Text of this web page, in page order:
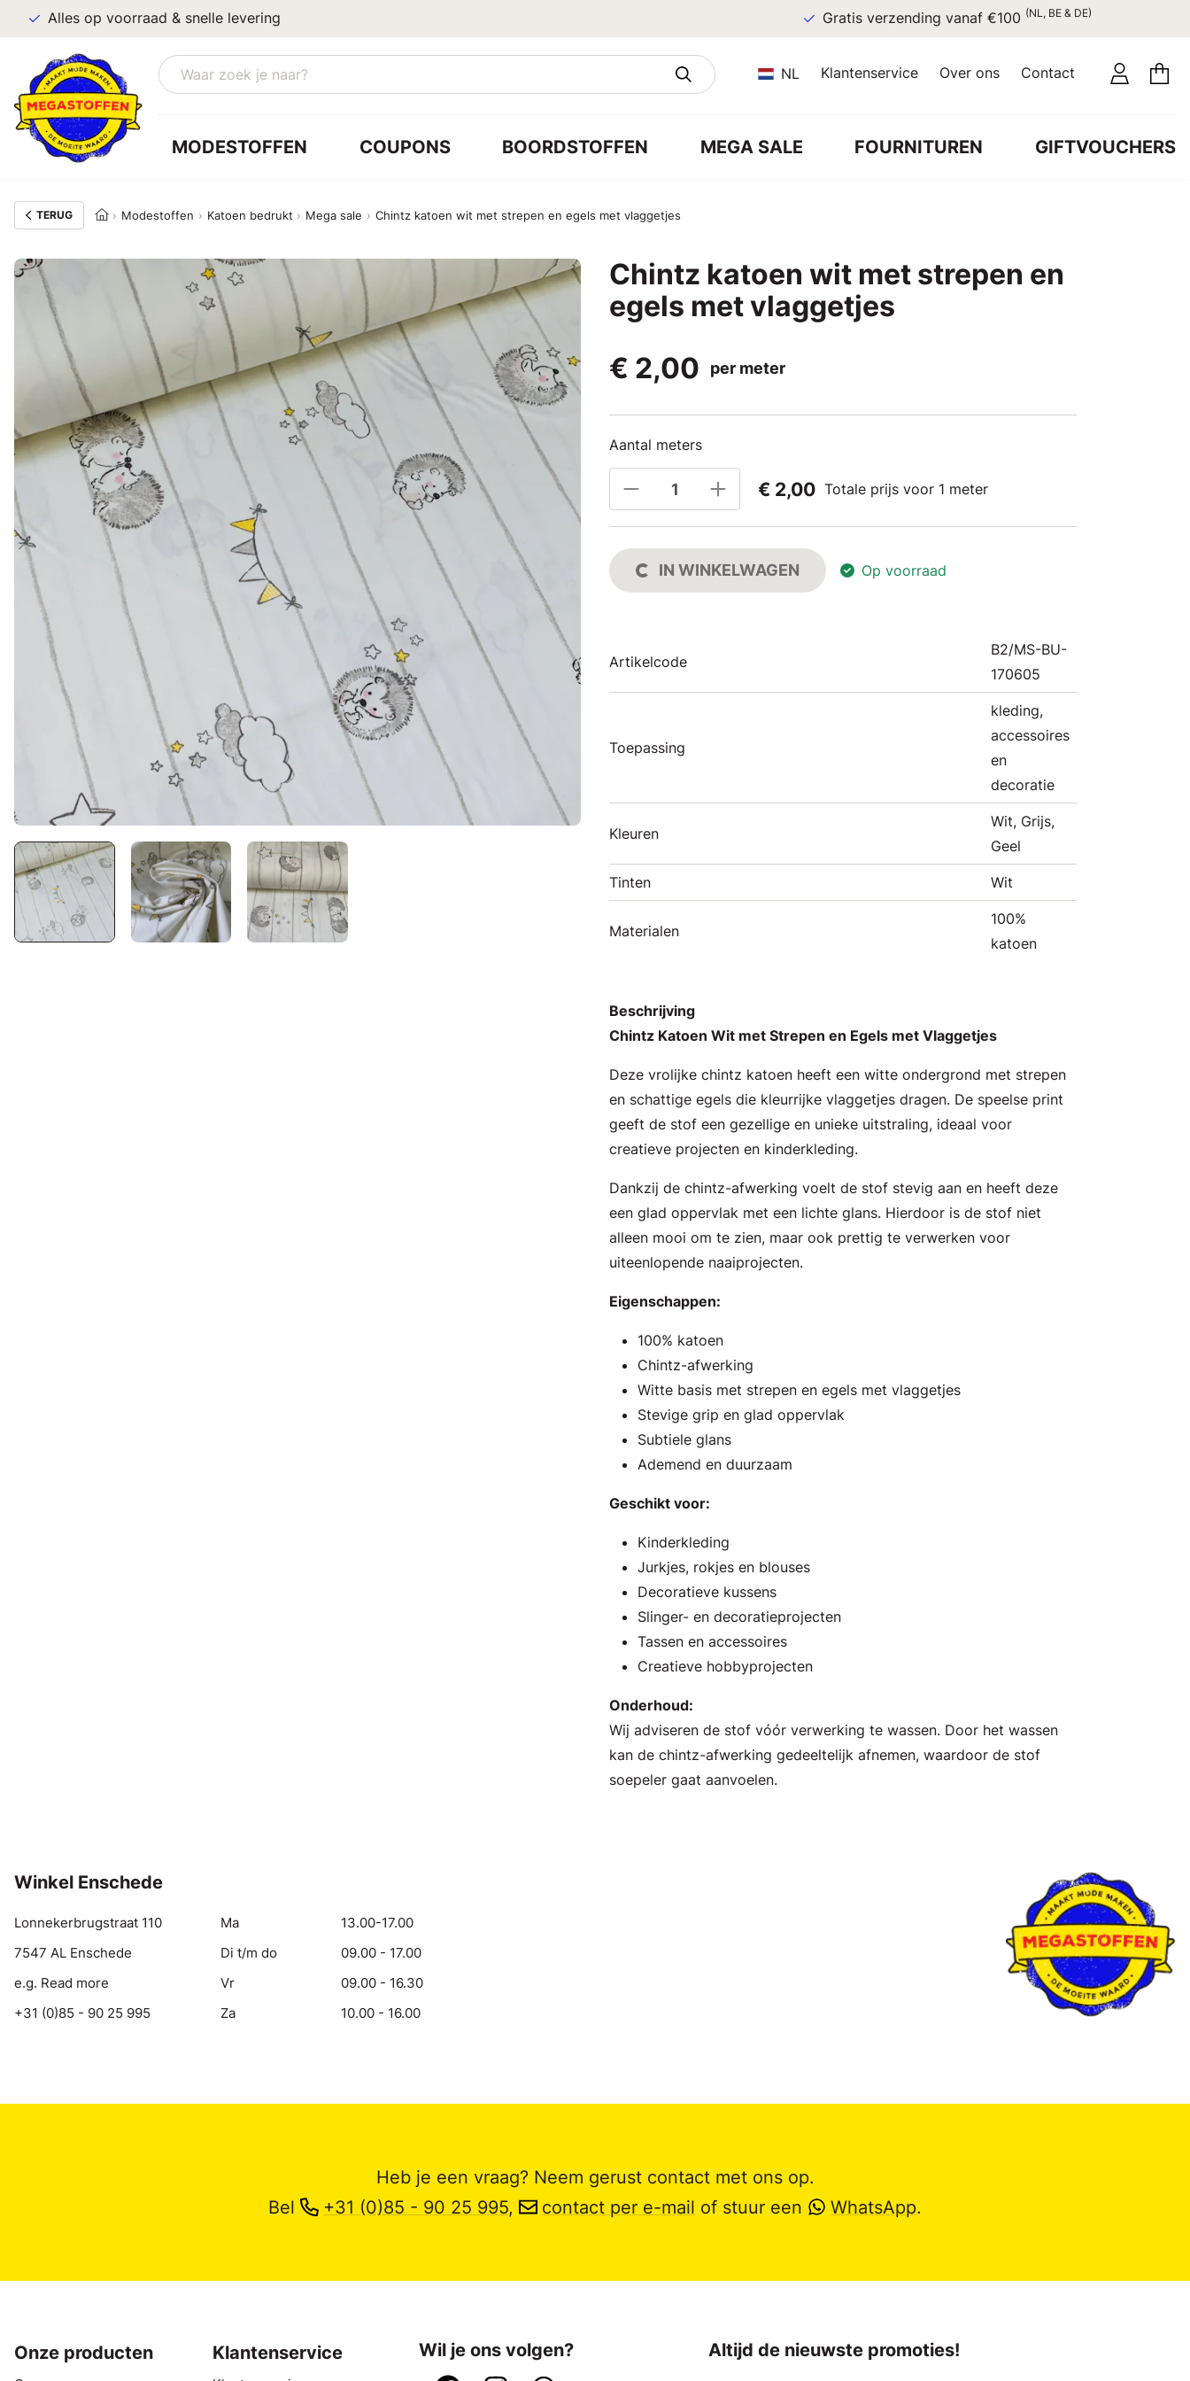
Alles op voorraad & snelle levering Gratis verzending vanaf €100 (NL, BE & DE)
NL Klantenservice Over ons Contact
MODESTOFFEN COUPONS BOORDSTOFFEN MEGA SALE FOURNITUREN GIFTVOUCHERS
TERUG Modestoffen Katoen bedrukt Mega sale Chintz katoen wit met strepen en egels met vlaggetjes
Chintz katoen wit met strepen en
egels met vlaggetjes
€ 2,00
per meter
Aantal meters
€ 2,00 Totale prijs voor 1 meter
IN WINKELWAGEN Op voorraad
Artikelcode
B2/MS-BU-
170605
Toepassing
kleding,
accessoires
en
decoratie
Kleuren
Wit, Grijs,
Geel
Tinten Wit
Materialen
100%
katoen
Beschrijving
Chintz Katoen Wit met Strepen en Egels met Vlaggetjes
Deze vrolijke chintz katoen heeft een witte ondergrond met strepen
en schattige egels die kleurrijke vlaggetjes dragen. De speelse print
geeft de stof een gezellige en unieke uitstraling, ideaal voor
creatieve projecten en kinderkleding.
Dankzij de chintz-afwerking voelt de stof stevig aan en heeft deze
een glad oppervlak met een lichte glans. Hierdoor is de stof niet
alleen mooi om te zien, maar ook prettig te verwerken voor
uiteenlopende naaiprojecten.
Eigenschappen:
100% katoen
Chintz-afwerking
Witte basis met strepen en egels met vlaggetjes
Stevige grip en glad oppervlak
Subtiele glans
Ademend en duurzaam
Geschikt voor:
Kinderkleding
Jurkjes, rokjes en blouses
Decoratieve kussens
Slinger- en decoratieprojecten
Tassen en accessoires
Creatieve hobbyprojecten
Onderhoud:
Wij adviseren de stof vóór verwerking te wassen. Door het wassen
kan de chintz-afwerking gedeeltelijk afnemen, waardoor de stof
soepeler gaat aanvoelen.
Winkel Enschede
Lonnekerbrugstraat 110
7547 AL Enschede
e.g. Read more
+31 (0)85 - 90 25 995
Ma
13.00-17.00
Di t/m do
09.00 - 17.00
Vr
09.00 - 16.30
Za
10.00 - 16.00
Heb je een vraag? Neem gerust contact met ons op.
Bel
+31 (0)85 - 90 25 995, contact per e-mail of stuur een WhatsApp.
Onze producten Klantenservice Wil je ons volgen? Altijd de nieuwste promoties!